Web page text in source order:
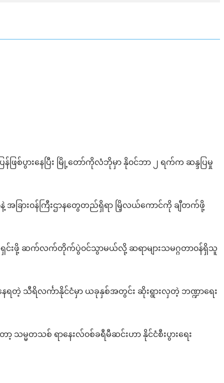
န်ဖြစ်ပွားနေပြီး မြို့တော်ကိုလံဘိုမှာ နို၀င်ဘာ ၂ ရက်က ဆန္ဒပြမှု
ခြား၀န်ကြီးဌာနတွေတည်ရှိရာ မြိ့လယ်ကောင်ကို ချီတက်ဖို့
ရှင်းဖို့ ဆက်လက်တိုက်ပွဲ၀င်သွာမယ်လို့ ဆရာများသမဂ္ဂတာ၀န်ရှိသူ
ေရတဲ့ သီရိလင်္ကာနိုင်ငံမှာ ယခုနှစ်အတွင်း ဆိုးရွားလှတဲ့ ဘဏ္ဍာရေး
သမ္မတသစ် ရာနေးလ်၀စ်ခရီမီဆင်းဟာ နိုင်ငံစီးပွားရေး